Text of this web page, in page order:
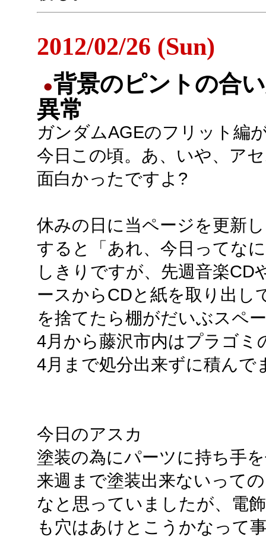
2012/02/26 (Sun)
●背景のピントの合
異常
ガンダムAGEのフリット編
今日この頃。あ、いや、ア
面白かったですよ?
休みの日に当ページを更新
すると「あれ、今日ってな
しきりですが、先週音楽
ースからCDと紙を取り出し
を捨てたら棚がだいぶスペ
4月から藤沢市内はプラゴ
4月まで処分出来ずに積んで
今日のアスカ
塗装の為にパーツに持ち手
来週まで塗装出来ないって
なと思っていましたが、電
も穴はあけとこうかなって